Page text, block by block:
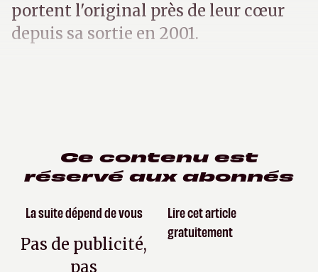
portent l'original près de leur cœur
depuis sa sortie en 2001.
Ce contenu est
réservé aux abonnés
La suite dépend de vous
Pas de publicité,
pas
Lire cet article
gratuitement